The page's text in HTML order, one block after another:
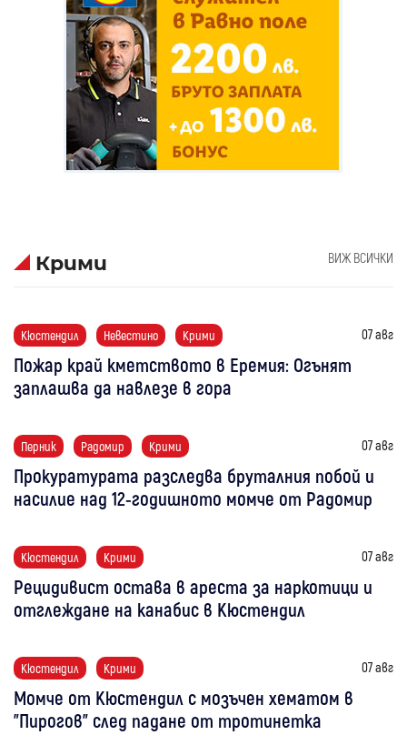
Крими ВИЖ ВСИЧКИ
Кюстендил Невестино Крими 07 авг
Пожар край кметството в Еремия: Огънят
заплашва да навлезе в гора
Перник Радомир Крими 07 авг
Прокуратурата разследва бруталния побой и
насилие над 12-годишното момче от Радомир
Кюстендил Крими 07 авг
Рецидивист остава в ареста за наркотици и
отглеждане на канабис в Кюстендил
Кюстендил Крими 07 авг
Момче от Кюстендил с мозъчен хематом в
"Пирогов" след падане от тротинетка